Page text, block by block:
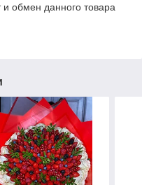
обмен данного товара